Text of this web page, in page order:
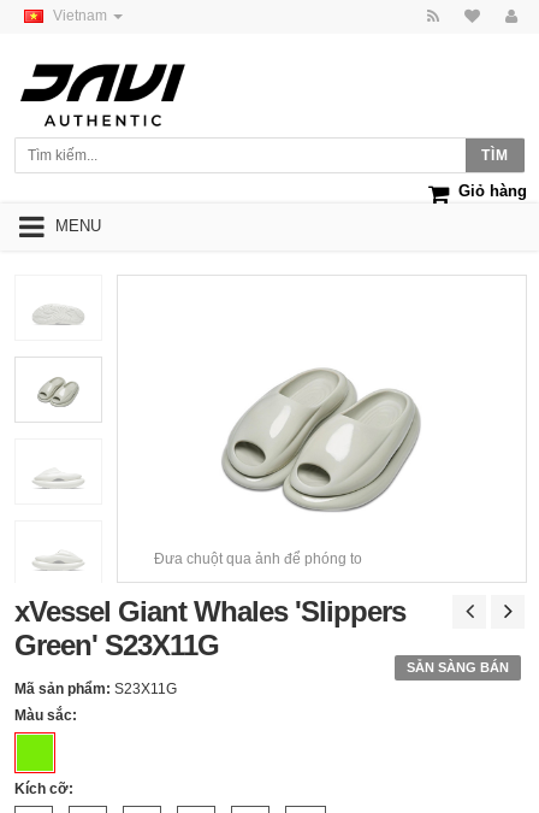
Vietnam
Giỏ hàng
MENU
Đưa chuột qua ảnh để phóng to
xVessel Giant Whales 'Slippers
Green' S23X11G
SẴN SÀNG BÁN
Mã sản phẩm: S23X11G
Màu sắc:
Kích cỡ: